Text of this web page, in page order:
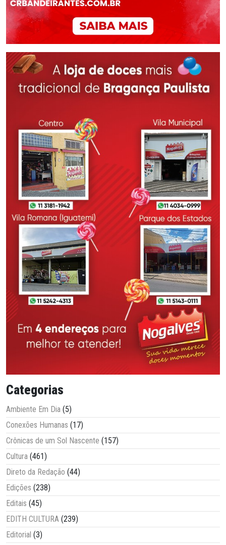
Categorias
Ambiente Em Dia (5)
Conexões Humanas (17)
Crônicas de um Sol Nascente (157)
Cultura (461)
Direto da Redação (44)
Edições (238)
Editais (45)
EDITH CULTURA (239)
Editorial (3)